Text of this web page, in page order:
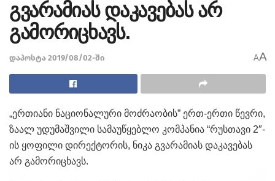
გვარამიას დაკავებას არ
გამორიცხავს.
დაპოსტა 2019/08/02-ში AA
„ერთიანი ნაციონალური მოძრაობის” ერთ-ერთი წევრი,
ზაალ უდუმაშვილი სამაუწყებლო კომპანია “რუსთავი 2″-
ის ყოფილი დირექტორის, ნიკა გვარამიას დაკავებას
არ გამორიცხავს.